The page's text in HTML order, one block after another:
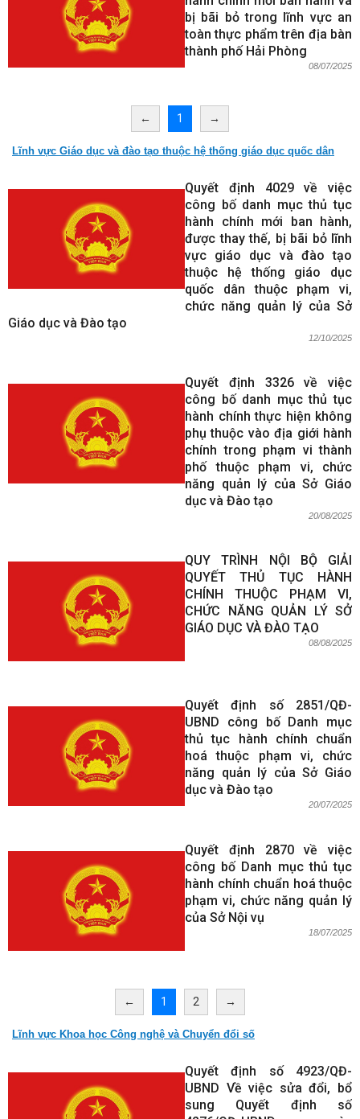
bị bãi bỏ trong lĩnh vực an
toàn thực phẩm trên địa bàn
thành phố Hải Phòng
08/07/2025
← 1 →
Lĩnh vực Giáo dục và đào tạo thuộc hệ thống giáo dục quốc dân
Quyết định 4029 về việc
công bố danh mục thủ tục
hành chính mới ban hành,
được thay thế, bị bãi bỏ lĩnh
vực giáo dục và đào tạo
thuộc hệ thống giáo dục
quốc dân thuộc phạm vi,
chức năng quản lý của Sở
Giáo dục và Đào tạo
12/10/2025
Quyết định 3326 về việc
công bố danh mục thủ tục
hành chính thực hiện không
phụ thuộc vào địa giới hành
chính trong phạm vi thành
phố thuộc phạm vi, chức
năng quản lý của Sở Giáo
dục và Đào tạo
20/08/2025
QUY TRÌNH NỘI BỘ GIẢI
QUYẾT THỦ TỤC HÀNH
CHÍNH THUỘC PHẠM VI,
CHỨC NĂNG QUẢN LÝ SỞ
GIÁO DỤC VÀ ĐÀO TẠO
08/08/2025
Quyết định số 2851/QĐ-
UBND công bố Danh mục
thủ tục hành chính chuẩn
hoá thuộc phạm vi, chức
năng quản lý của Sở Giáo
dục và Đào tạo
20/07/2025
Quyết định 2870 về việc
công bố Danh mục thủ tục
hành chính chuẩn hoá thuộc
phạm vi, chức năng quản lý
của Sở Nội vụ
18/07/2025
← 1 2 →
Lĩnh vực Khoa học Công nghệ và Chuyển đổi số
Quyết định số 4923/QĐ-
UBND Về việc sửa đổi, bổ
sung Quyết định số